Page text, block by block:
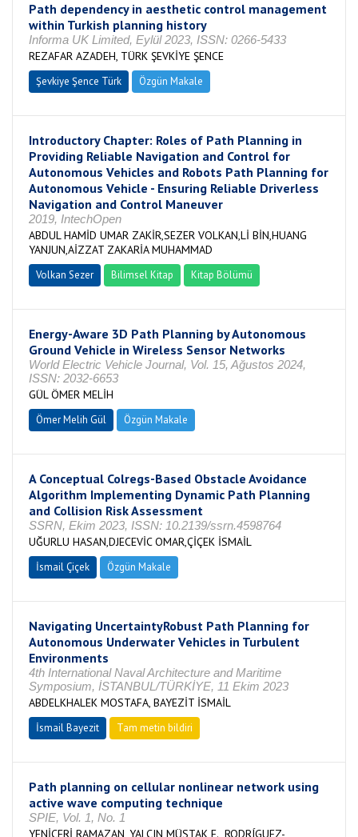
Path dependency in aesthetic control management
within Turkish planning history
Informa UK Limited, Eylül 2023, ISSN: 0266-5433
REZAFAR AZADEH, TÜRK ŞEVKİYE ŞENCE
Şevkiye Şence Türk Özgün Makale
Introductory Chapter: Roles of Path Planning in
Providing Reliable Navigation and Control for
Autonomous Vehicles and Robots Path Planning for
Autonomous Vehicle - Ensuring Reliable Driverless
Navigation and Control Maneuver
2019, IntechOpen
ABDUL HAMİD UMAR ZAKİR,SEZER VOLKAN,Lİ BİN,HUANG
YANJUN,AİZZAT ZAKARİA MUHAMMAD
Volkan Sezer Bilimsel Kitap Kitap Bölümü
Energy-Aware 3D Path Planning by Autonomous
Ground Vehicle in Wireless Sensor Networks
World Electric Vehicle Journal, Vol. 15, Ağustos 2024,
ISSN: 2032-6653
GÜL ÖMER MELİH
Ömer Melih Gül Özgün Makale
A Conceptual Colregs-Based Obstacle Avoidance
Algorithm Implementing Dynamic Path Planning
and Collision Risk Assessment
SSRN, Ekim 2023, ISSN: 10.2139/ssrn.4598764
UĞURLU HASAN,DJECEVİC OMAR,ÇİÇEK İSMAİL
İsmail Çiçek Özgün Makale
Navigating UncertaintyRobust Path Planning for
Autonomous Underwater Vehicles in Turbulent
Environments
4th International Naval Architecture and Maritime
Symposium, İSTANBUL/TÜRKİYE, 11 Ekim 2023
ABDELKHALEK MOSTAFA, BAYEZİT İSMAİL
İsmail Bayezit Tam metin bildiri
Path planning on cellular nonlinear network using
active wave computing technique
SPIE, Vol. 1, No. 1
YENİÇERİ RAMAZAN, YALÇIN MÜSTAK E., RODRÍGUEZ-